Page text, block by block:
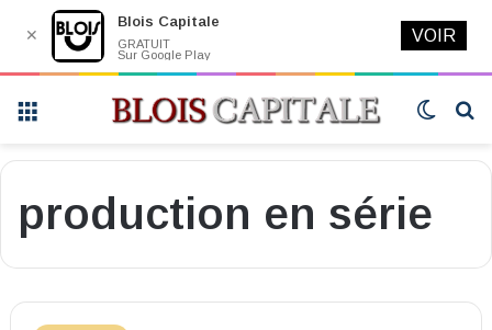
Switch
production en série
✕
Blois Capitale
GRATUIT
Sur Google Play
VOIR